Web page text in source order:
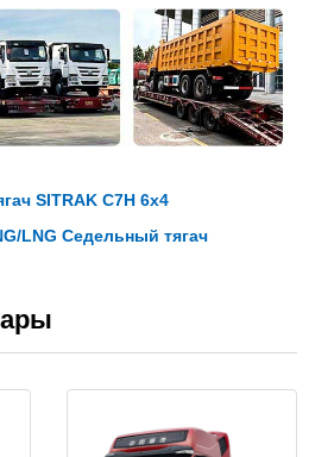
SITRAK C7H 6x4
LNG Седельный тягач